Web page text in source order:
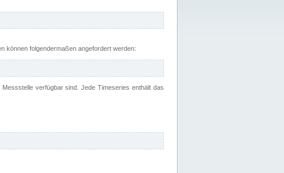
können folgendermaßen angefordert werden:
verfügbar sind. Jede Timeseries enthält das